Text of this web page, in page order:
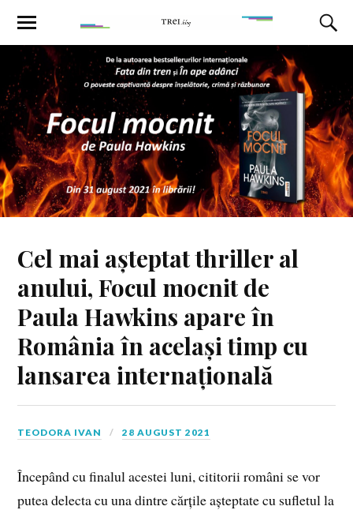
Cel mai așteptat thriller al
anului, Focul mocnit de
Paula Hawkins apare în
România în același timp cu
lansarea internațională
TEODORA IVAN 28 AUGUST 2021
Începând cu finalul acestei luni, cititorii români se vor
putea delecta cu una dintre cărțile așteptate cu sufletul la